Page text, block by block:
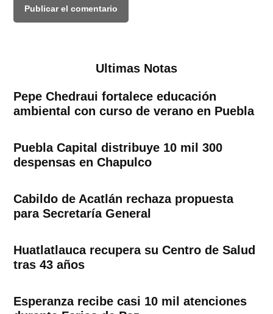
Ultimas Notas
Pepe Chedraui fortalece educación
ambiental con curso de verano en Puebla
Puebla Capital distribuye 10 mil 300
despensas en Chapulco
Cabildo de Acatlán rechaza propuesta
para Secretaría General
Huatlatlauca recupera su Centro de Salud
tras 43 años
Esperanza recibe casi 10 mil atenciones